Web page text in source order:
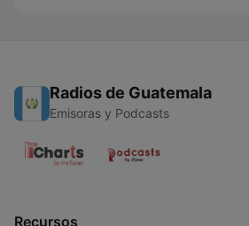
Radios de Guatemala
Emisoras y Podcasts
Recursos